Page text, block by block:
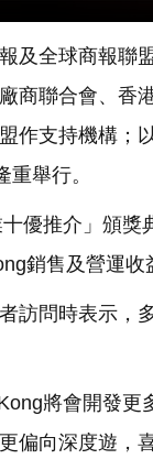
及全球商報聯
商聯合會、香
作支持機構；
舉行。
十優推介」頒
銷售及營運收
訪問時表示，
將會開發
偏向深度遊，